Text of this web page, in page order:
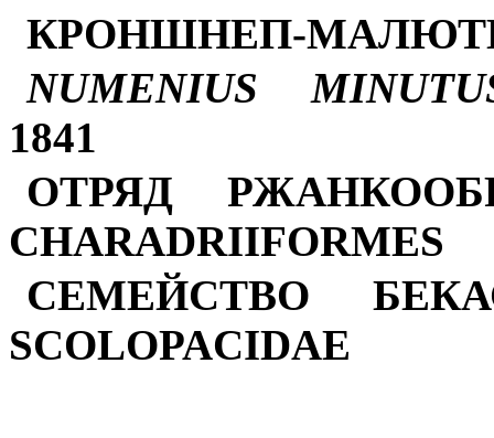
КРОНШНЕП-
NUMENIUS
1841
ОТРЯД
CHARADRIIFORMES
СЕМЕЙСТВО
SCOLOPACIDAE